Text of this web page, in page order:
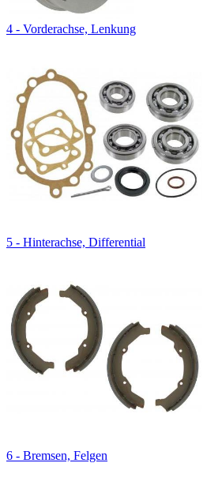
4 - Vorderachse, Lenkung
5 - Hinterachse, Differential
6 - Bremsen, Felgen